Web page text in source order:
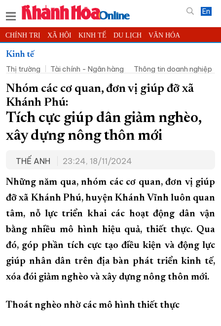
En
CHÍNH TRỊ XÃ HỘI KINH TẾ DU LỊCH VĂN HÓA
THỂ THAO
KHOA HỌC - CÔNG NGHỆ PHÁP LUẬT BẠN ĐỌC PHÓNG SỰ
THẾ GIỚI MULTIMEDIA VIDEO ĐỌC BÁO ONLINE
PODCAST THÔNG TIN - QUẢNG CÁO
QUY HOẠCH TỈNH KHÁNH HÒA
TRƯỜNG SA BIỂN ĐẢO QUÊ HƯƠNG
TÀU - XE - MÁY BAY
KỶ NIỆM 370 NĂM XÂY DỰNG VÀ PHÁT TRIỂN TỈNH KHÁNH HÒA
KHOẢNH KHẮC ĐẸP XỨ TRẦM
XÂY DỰNG KHÁNH HÒA TRỞ THÀNH THÀNH PHỐ TRỰC THUỘC
Kinh tế
Thị trường
Tài chính - Ngân hàng Thông tin doanh nghiệp
Nhóm các cơ quan, đơn vị giúp đỡ xã
Khánh Phú:
Tích cực giúp dân giảm nghèo,
xây dựng nông thôn mới
THẾ ANH 23:24, 18/11/2024
Những năm qua, nhóm các cơ quan, đơn vị giúp
đỡ xã Khánh Phú, huyện Khánh Vĩnh luôn quan
tâm, nỗ lực triển khai các hoạt động dân vận
bằng nhiều mô hình hiệu quả, thiết thực. Qua
đó, góp phần tích cực tạo điều kiện và động lực
giúp nhân dân trên địa bàn phát triển kinh tế,
xóa đói giảm nghèo và xây dựng nông thôn mới.
Thoát nghèo nhờ các mô hình thiết thực